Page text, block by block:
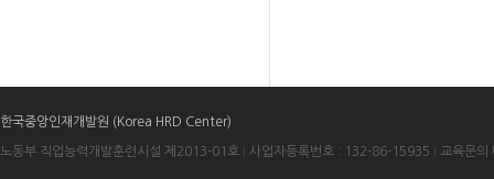
한국중앙인재개발원 (Korea HRD Center)
노동부 직업능력개발훈련시설 제2013-01호 사업자등록번호 : 132-86-15935 교육문